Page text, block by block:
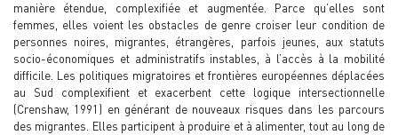
manière étendue, complexifiée et augmentée. Parce qu’elles sont
femmes, elles voient les obstacles de genre croiser leur condition de
personnes noires, migrantes, étrangères, parfois jeunes, aux statuts
socio-économiques et administratifs instables, à l’accès à la mobilité
difficile. Les politiques migratoires et frontières européennes déplacées
au Sud complexifient et exacerbent cette logique intersectionnelle
(Crenshaw, 1991) en générant de nouveaux risques dans les parcours
des migrantes. Elles participent à produire et à alimenter, tout au long de